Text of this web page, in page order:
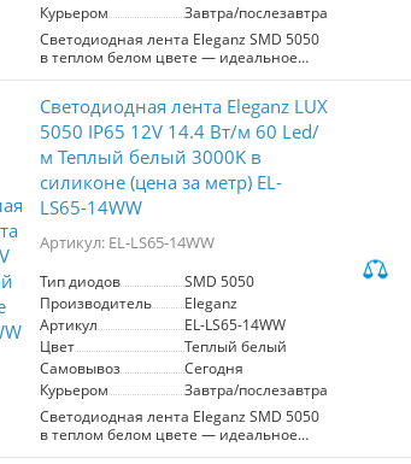
для дизайнеров и любителей
домашнего декора, стремящихся к
созданию стильного и
функционального освещения.
Курьером
Завтра/послезавтра
Светодиодная лента Eleganz SMD 5050
в теплом белом цвете — идеальное
решение для создания уютной
60 диодов на метр, она обеспечивает
яркое и равномерное освещение.
Работает на низком напряжении 12 В,
что гарантирует безопасность и
энергоэффективность. Герметичный
корпус с защитой IP65 позволяет
использовать ленту как внутри
помещений, так и на улице. Цветовая
температура 3000K создает теплый
свет, подходящий для жилых
пространств. Цена указана за 1 метр.
Светодиодная лента Eleganz LUX
5050 IP65 12V 14.4 Вт/м 60 Led/
м Теплый белый 3000K в
силиконе (цена за метр) EL-
LS65-14WW
Артикул: EL-LS65-14WW
Тип диодов
SMD 5050
Производитель
Eleganz
Артикул
EL-LS65-14WW
Цвет
Теплый белый
Самовывоз
Сегодня
Курьером
Завтра/послезавтра
Светодиодная лента Eleganz SMD 5050
в теплом белом цвете — идеальное
решение для создания уютной